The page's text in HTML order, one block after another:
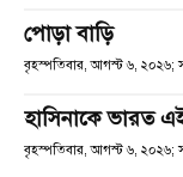
পোড়া বাড়ি
বৃহস্পতিবার, আগস্ট ৬, ২০২৬;
হাসিনাকে ভারত
বৃহস্পতিবার, আগস্ট ৬, ২০২৬;